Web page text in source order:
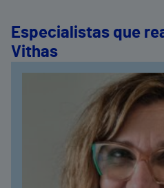
Especialistas que
Vithas